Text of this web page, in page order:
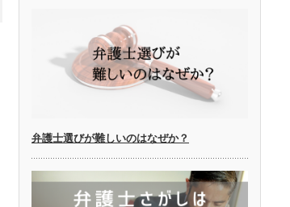
弁護士選びが難しいのはなぜか？